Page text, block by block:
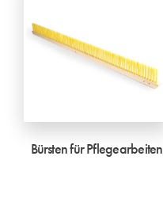
Bürsten für Pflegearbeiten